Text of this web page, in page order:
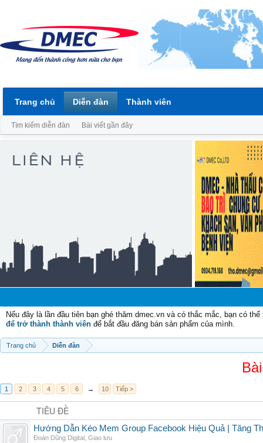
Nếu đây là lần đầu tiên bạn ghé thăm dmec.vn và có thắc mắc, bạn có
để trở thành thành viên để bắt đầu đăng bán sản phẩm của mình.
Trang chủ Diễn đàn
1 2 3 4 5 6 → 10 Tiếp >
TIÊU ĐỀ
Hướng Dẫn Kéo Mem Group Facebook Hiệu Quả | Tăng
Đoàn Dũng Digital Giao lưu
Trang chủ Diễn đàn
Tìm kiếm diễn đàn Bài viết gần đây
Thành viên